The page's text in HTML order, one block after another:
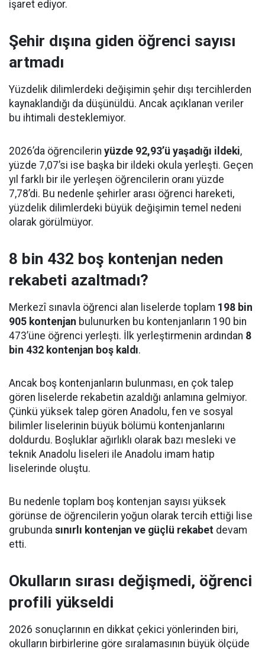
işaret ediyor.
Şehir dışına giden öğrenci sayısı
artmadı
Yüzdelik dilimlerdeki değişimin şehir dışı tercihlerden
kaynaklandığı da düşünüldü. Ancak açıklanan veriler
bu ihtimali desteklemiyor.
2026’da öğrencilerin yüzde 92,93’ü yaşadığı ildeki,
yüzde 7,07’si ise başka bir ildeki okula yerleşti. Geçen
yıl farklı bir ile yerleşen öğrencilerin oranı yüzde
7,78’di. Bu nedenle şehirler arası öğrenci hareketi,
yüzdelik dilimlerdeki büyük değişimin temel nedeni
olarak görülmüyor.
8 bin 432 boş kontenjan neden
rekabeti azaltmadı?
Merkezî sınavla öğrenci alan liselerde toplam 198 bin
905 kontenjan bulunurken bu kontenjanların 190 bin
473’üne öğrenci yerleşti. İlk yerleştirmenin ardından 8
bin 432 kontenjan boş kaldı.
Ancak boş kontenjanların bulunması, en çok talep
gören liselerde rekabetin azaldığı anlamına gelmiyor.
Çünkü yüksek talep gören Anadolu, fen ve sosyal
bilimler liselerinin büyük bölümü kontenjanlarını
doldurdu. Boşluklar ağırlıklı olarak bazı mesleki ve
teknik Anadolu liseleri ile Anadolu imam hatip
liselerinde oluştu.
Bu nedenle toplam boş kontenjan sayısı yüksek
görünse de öğrencilerin yoğun olarak tercih ettiği lise
grubunda sınırlı kontenjan ve güçlü rekabet devam
etti.
Okulların sırası değişmedi, öğrenci
profili yükseldi
2026 sonuçlarının en dikkat çekici yönlerinden biri,
okulların birbirlerine göre sıralamasının büyük ölçüde